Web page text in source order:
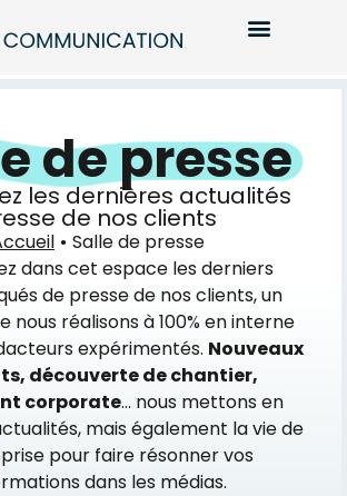
de presse
les dernières actualités
de nos clients
Salle de presse
dans cet espace les derniers
de presse de nos clients, un
nous réalisons à 100% en interne
expérimentés. Nouveaux
découverte de chantier,
corporate… nous mettons en
mais également la vie de
pour faire résonner vos
dans les médias.